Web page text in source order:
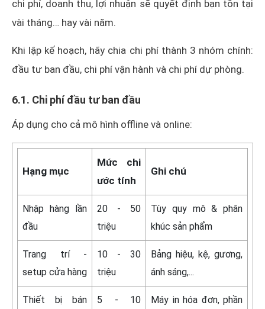
chi phí, doanh thu, lợi nhuận sẽ quyết định bạn tồn tại
vài tháng… hay vài năm.
Khi lập kế hoạch, hãy chia chi phí thành 3 nhóm chính:
đầu tư ban đầu, chi phí vận hành và chi phí dự phòng.
6.1. Chi phí đầu tư ban đầu
Áp dụng cho cả mô hình offline và online:
Hạng mục
Mức chi
ước tính
Ghi chú
Nhập hàng lần
đầu
20 - 50
triệu
Tùy quy mô & phân
khúc sản phẩm
Trang trí -
setup cửa hàng
10 - 30
triệu
Bảng hiệu, kệ, gương,
ánh sáng,...
Thiết bị bán
5 - 10
Máy in hóa đơn, phần